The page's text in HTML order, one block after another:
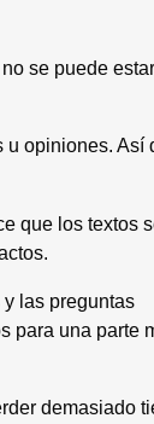
se puede
u opiniones. Así
que los textos
las preguntas
para una parte
demasiado